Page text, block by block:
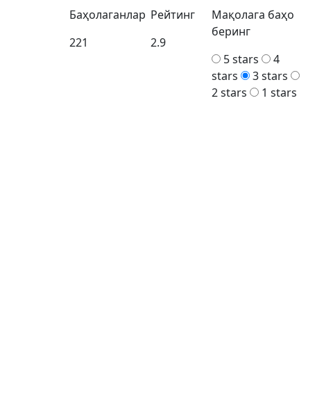
Баҳолаганлар
221
Рейтинг
2.9
Мақолага баҳо
беринг
5 stars
4
stars
3 stars
2 stars
1 stars